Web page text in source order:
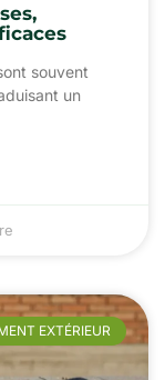
souvent
un
EXTÉRIEUR